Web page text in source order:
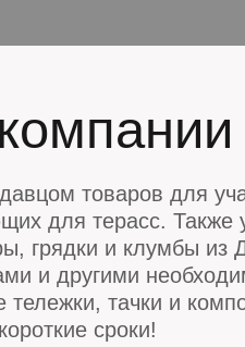
товаров для
для терасс. Также
грядки и клумбы из
и другими
тачки и
сроки!